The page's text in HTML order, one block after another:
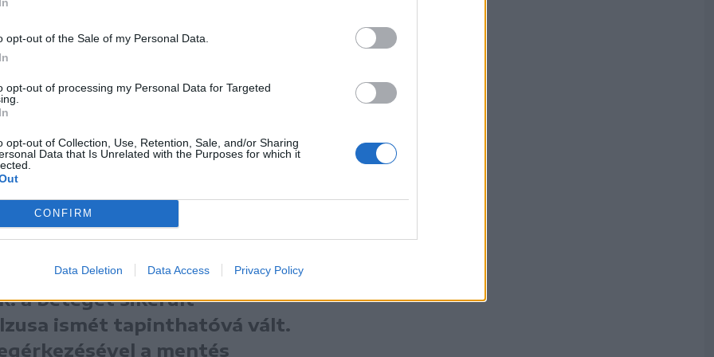
opt-out of the Sale of my Personal Data.
opt-out of processing my Personal Data for Targeted
opt-out of Collection, Use, Retention, Sale, and/or Sharing
Data that Is Unrelated with the Purposes for which it
CONFIRM
Data Deletion Data Access Privacy Policy
leállt. Erről Mihály Krisztián azonnal
a 112-es diszpécsert, majd
megkezdte az
nyugodtan és határozottan
számított.
a beteget sikerült
ismét tapinthatóvá vált.
a mentés